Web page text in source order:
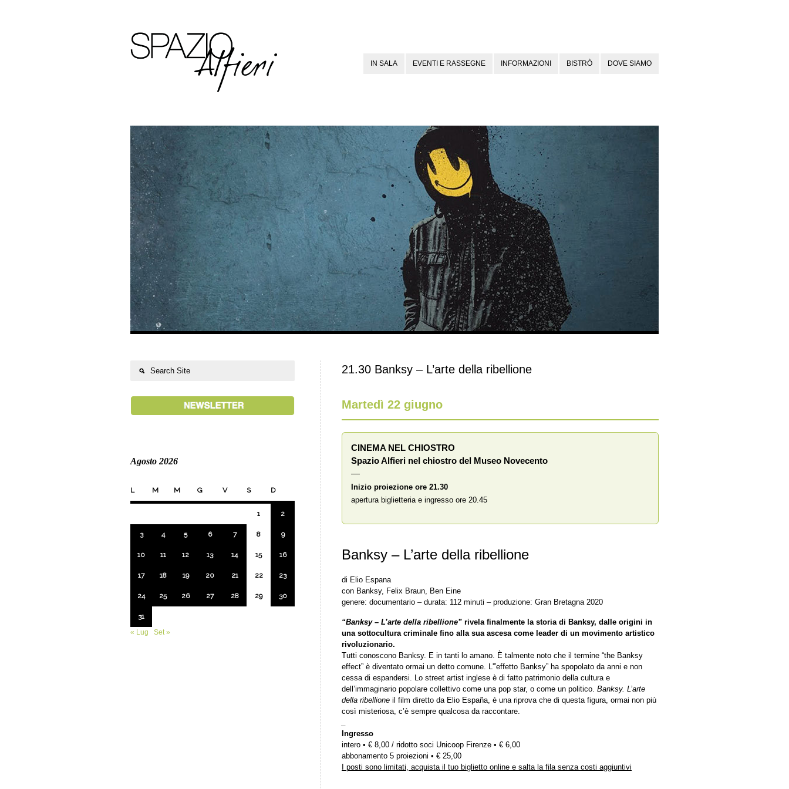
IN SALA EVENTI E RASSEGNE INFORMAZIONI BISTRÒ DOVE SIAMO
21.30 Banksy – L’arte della ribellione
Martedì 22 giugno
CINEMA NEL CHIOSTRO
Spazio Alfieri nel chiostro del Museo Novecento
—
Inizio proiezione ore 21.30
apertura biglietteria e ingresso ore 20.45
Banksy – L’arte della ribellione
di Elio Espana
con Banksy, Felix Braun, Ben Eine
genere: documentario – durata: 112 minuti – produzione: Gran Bretagna 2020
“Banksy – L’arte della ribellione” rivela finalmente la storia di Banksy, dalle origini in
una sottocultura criminale fino alla sua ascesa come leader di un movimento artistico
rivoluzionario.
Tutti conoscono Banksy. E in tanti lo amano. È talmente noto che il termine “the Banksy
effect” è diventato ormai un detto comune. L'”effetto Banksy” ha spopolato da anni e non
cessa di espandersi. Lo street artist inglese è di fatto patrimonio della cultura e
dell’immaginario popolare collettivo come una pop star, o come un politico. Banksy. L’arte
della ribellione il film diretto da Elio España, è una riprova che di questa figura, ormai non più
così misteriosa, c’è sempre qualcosa da raccontare.
Ingresso
intero • € 8,00 / ridotto soci Unicoop Firenze • € 6,00
abbonamento 5 proiezioni • € 25,00
I posti sono limitati, acquista il tuo biglietto online e salta la fila senza costi aggiuntivi
Agosto 2026
L M M G V S D
1 2
3 4 5 6 7 8 9
10 11 12 13 14 15 16
17 18 19 20 21 22 23
24 25 26 27 28 29 30
31
« Lug
Set »